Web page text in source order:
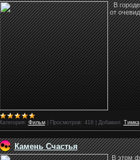
В городе
от
Категория: Фильм Просмотров: 416 Добавил: Тимка
Камень Счастья
В этом